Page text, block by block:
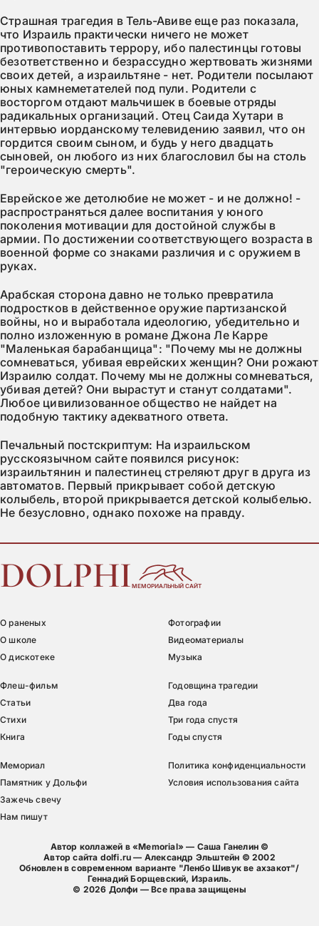
Страшная трагедия в Тель-Авиве еще раз показала,
что Израиль практически ничего не может
противопоставить террору, ибо палестинцы готовы
безответственно и безрассудно жертвовать жизнями
своих детей, а израильтяне - нет. Родители посылают
юных камнеметателей под пули. Родители с
восторгом отдают мальчишек в боевые отряды
радикальных организаций. Отец Саида Хутари в
интервью иорданскому телевидению заявил, что он
гордится своим сыном, и будь у него двадцать
сыновей, он любого из них благословил бы на столь
"героическую смерть".
Еврейское же детолюбие не может - и не должно! -
распространяться далее воспитания у юного
поколения мотивации для достойной службы в
армии. По достижении соответствующего возраста в
военной форме со знаками различия и с оружием в
руках.
Арабская сторона давно не только превратила
подростков в действенное оружие партизанской
войны, но и выработала идеологию, убедительно и
полно изложенную в романе Джона Ле Карре
"Маленькая барабанщица": "Почему мы не должны
сомневаться, убивая еврейских женщин? Они рожают
Израилю солдат. Почему мы не должны сомневаться,
убивая детей? Они вырастут и станут солдатами".
Любое цивилизованное общество не найдет на
подобную тактику адекватного ответа.
Печальный постскриптум: На израильском
русскоязычном сайте появился рисунок:
израильтянин и палестинец стреляют друг в друга из
автоматов. Первый прикрывает собой детскую
колыбель, второй прикрывается детской колыбелью.
Не безусловно, однако похоже на правду.
DOLPHIМЕМОРИАЛЬНЫЙ САЙТ
О раненых
О школе
О дискотеке
Фотографии
Видеоматериалы
Музыка
Флеш-фильм
Статьи
Стихи
Книга
Годовщина трагедии
Два года
Три года спустя
Годы спустя
Мемориал
Памятник у Дольфи
Зажечь свечу
Нам пишут
Политика конфиденциальности
Условия использования сайта
Автор коллажей в «Memorial» — Саша Ганелин ©
Автор сайта dolfi.ru — Александр Эльштейн © 2002
Обновлен в современном варианте "Ленбо Шивук ве ахзакот"/
Геннадий Борщевский, Израиль.
© 2026 Долфи — Все права защищены